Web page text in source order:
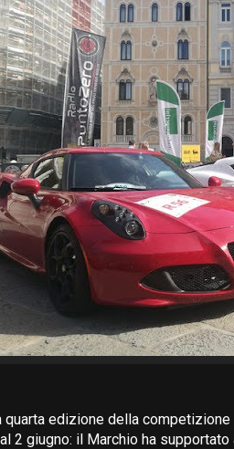
quarta edizione della
2 giugno: il Marchio ha